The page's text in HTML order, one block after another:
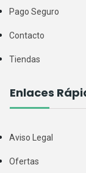
Pago Seguro
Contacto
Tiendas
Enlaces
Aviso Legal
Ofertas